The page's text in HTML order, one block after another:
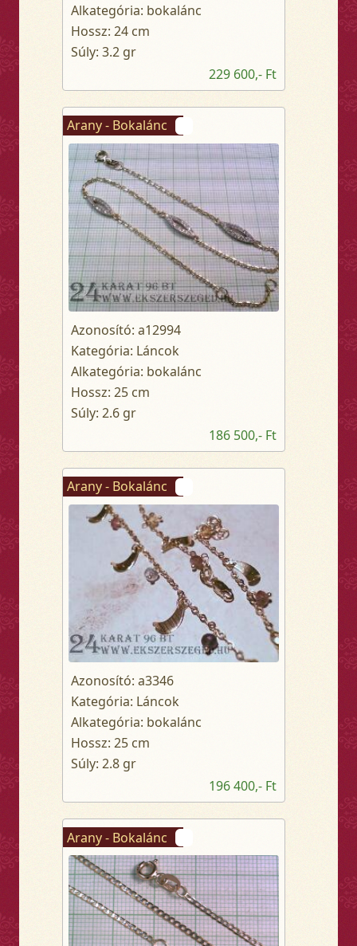
Alkategória: bokalánc
Hossz: 24 cm
Súly: 3.2 gr
229 600,- Ft
Arany - Bokalánc
Azonosító: a12994
Kategória: Láncok
Alkategória: bokalánc
Hossz: 25 cm
Súly: 2.6 gr
186 500,- Ft
Arany - Bokalánc
Azonosító: a3346
Kategória: Láncok
Alkategória: bokalánc
Hossz: 25 cm
Súly: 2.8 gr
196 400,- Ft
Arany - Bokalánc